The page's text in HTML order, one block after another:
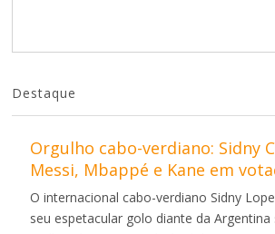
Destaque
Orgulho cabo-verdiano: Sidny
Messi, Mbappé e Kane em
O internacional cabo-verdiano Sidny
seu espetacular golo diante da